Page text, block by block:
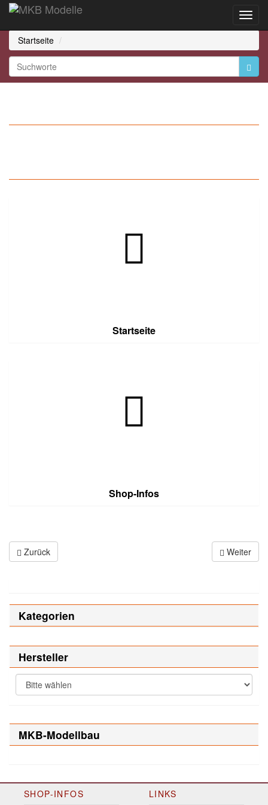
Startseite
Startseite
Shop-Infos
Weiter
Zurück
Kategorien
Hersteller
MKB-Modellbau
SHOP-INFOS LINKS